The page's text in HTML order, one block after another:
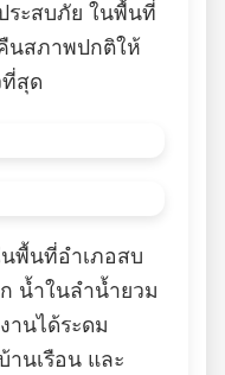
ระสบภัย ในพื้นที่
นสภาพปกติให้
สุด
พื้นที่อำเภอสบ
น้ำในลำน้ำยวม
านได้ระดม
านเรือน และ